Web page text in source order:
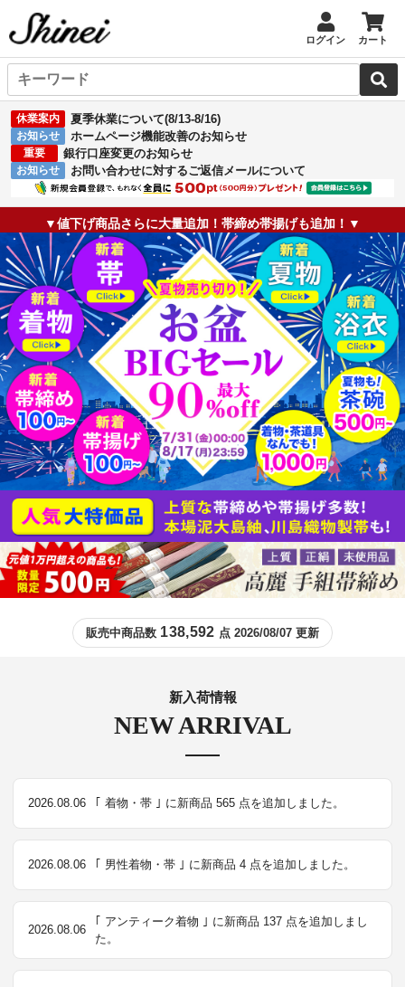
ログイン カート
休業案内 夏季休業について(8/13-8/16)
お知らせ ホームページ機能改善のお知らせ
重要 銀行口座変更のお知らせ
お知らせ お問い合わせに対するご返信メールについて
▼値下げ商品さらに大量追加！帯締め帯揚げも追加！▼
販売中商品数 138,592 点 2026/08/07 更新
NEW ARRIVAL
新入荷情報
2026.08.06 ｢ 着物・帯 ｣ に新商品 565 点を追加しました。
2026.08.06 ｢ 男性着物・帯 ｣ に新商品 4 点を追加しました。
2026.08.06
｢ アンティーク着物 ｣ に新商品 137 点を追加しまし
た。